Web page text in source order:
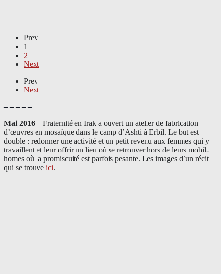
Prev
1
2
Next
Prev
Next
– – – – –
Mai 2016 – Fraternité en Irak a ouvert un atelier de fabrication
d’œuvres en mosaïque dans le camp d’Ashti à Erbil. Le but est
double : redonner une activité et un petit revenu aux femmes qui y
travaillent et leur offrir un lieu où se retrouver hors de leurs mobil-
homes où la promiscuité est parfois pesante. Les images d’un récit
qui se trouve ici.